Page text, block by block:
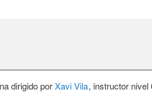
dirigido porXavi Vila, instructor nivel